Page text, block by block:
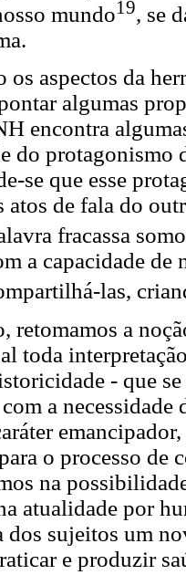
mundo19, se
os aspectos da
algumas
encontra
do
se que esse
atos de fala do
fracassa
a capacidade de
las,
retomamos a
toda
- que
a
o processo de
na
atualidade por
sujeitos um
e produzir